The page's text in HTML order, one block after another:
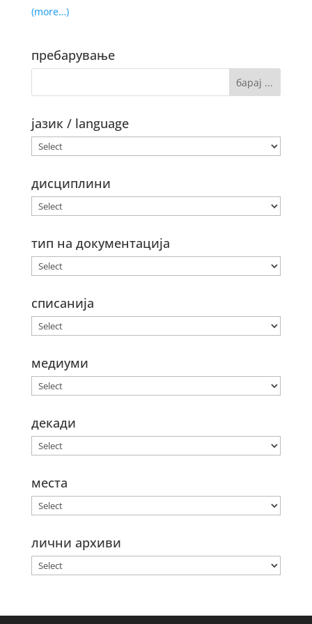
(more…)
пребарување
јазик / language
дисциплини
тип на документација
списанија
медиуми
декади
места
лични архиви